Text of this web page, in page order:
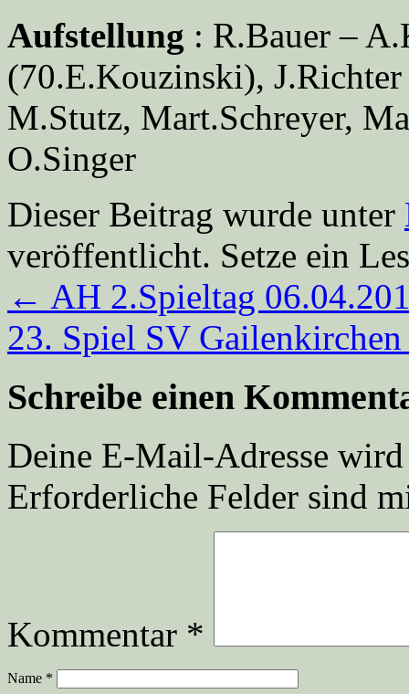
Aufstellung : R.Bauer –
(70.E.Kouzinski),
M.Stutz, Mart.Schreyer,
O.Singer
Dieser Beitrag wurde unter
veröffentlicht. Setze ein
← AH 2.Spieltag
23. Spiel SV
Schreibe einen
Deine E-Mail-Adresse
Erforderliche Felder sind
Kommentar *
Name *